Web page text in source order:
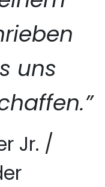
uns
Jr. /